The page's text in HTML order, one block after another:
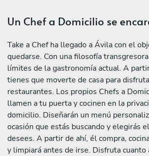
Un Chef a Domicilio se
Take a Chef ha llegado a Ávila con el
quedarse. Con una filosofía
límites de la gastronomía actual. A
tienes que moverte de casa para
restaurantes. Los propios Chefs a
llamen a tu puerta y cocinen en la
domicilio. Diseñarán un menú
ocasión que estás buscando y elegirás
desees. A partir de ahí, él compra,
y limpiará antes de irse. Disfruta cuanto